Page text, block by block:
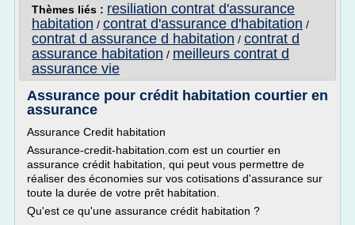
Thèmes liés : resiliation contrat d'assurance
habitation / contrat d'assurance d'habitation /
contrat d assurance d habitation / contrat d
assurance habitation / meilleurs contrat d
assurance vie
Assurance pour crédit habitation courtier en
assurance
Assurance Credit habitation
Assurance-credit-habitation.com est un courtier en
assurance crédit habitation, qui peut vous permettre de
réaliser des économies sur vos cotisations d'assurance sur
toute la durée de votre prêt habitation.
Qu'est ce qu'une assurance crédit habitation ?